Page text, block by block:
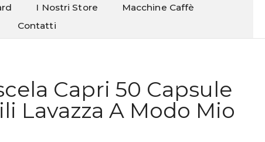
I Nostri Store
Macchine Caffè
Contatti
Capri 50 Capsule
Lavazza A Modo Mio